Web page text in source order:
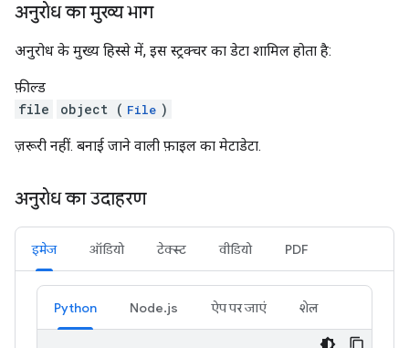
अनुरोध का मुख्य भाग
अनुरोध के मुख्य हिस्से में, इस स्ट्रक्चर का डेटा शामिल होता है:
फ़ील्ड
file
object ( File )
ज़रूरी नहीं. बनाई जाने वाली फ़ाइल का मेटाडेटा.
अनुरोध का उदाहरण
इमेज ऑडियो टेक्स्ट वीडियो PDF
Python Node.js ऐप पर जाएं शेल